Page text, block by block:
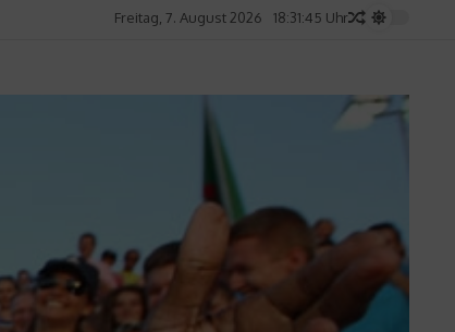
Freitag, 7. August 2026 18:31:46 Uhr